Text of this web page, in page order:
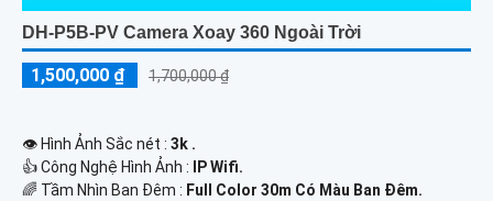
DH-P5B-PV Camera Xoay 360 Ngoài Trời
1,500,000 ₫ 1,700,000 ₫
👁 Hình Ảnh Sắc nét : 3k .
👍 Công Nghệ Hình Ảnh :
IP Wifi.
🌈 Tầm Nhìn Ban Đêm : Full Color 30m Có Màu Ban Ðêm.